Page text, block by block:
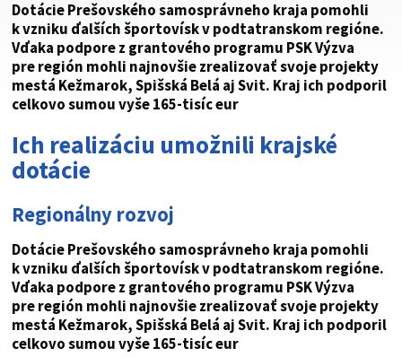
Dotácie Prešovského samosprávneho kraja pomohli
k vzniku ďalších športovísk v podtatranskom regióne.
Vďaka podpore z grantového programu PSK Výzva
pre región mohli najnovšie zrealizovať svoje projekty
mestá Kežmarok, Spišská Belá aj Svit. Kraj ich podporil
celkovo sumou vyše 165-tisíc eur
Ich realizáciu umožnili krajské
dotácie
Regionálny rozvoj
Dotácie Prešovského samosprávneho kraja pomohli
k vzniku ďalších športovísk v podtatranskom regióne.
Vďaka podpore z grantového programu PSK Výzva
pre región mohli najnovšie zrealizovať svoje projekty
mestá Kežmarok, Spišská Belá aj Svit. Kraj ich podporil
celkovo sumou vyše 165-tisíc eur